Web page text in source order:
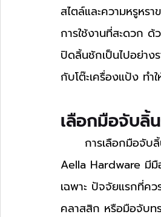
สไตล์และความหรูหร
การใช้งานที่สะดวก ด้
ปิดลิ้นชักเป็นไปอย่า
กับโต๊ะเครื่องแป้ง ท
เลือกมือจับลิ้
Aella Hardware มีมื
เฉพาะ ปัจจัยแรกที่ค
คลาสสิก หรือมือจับท